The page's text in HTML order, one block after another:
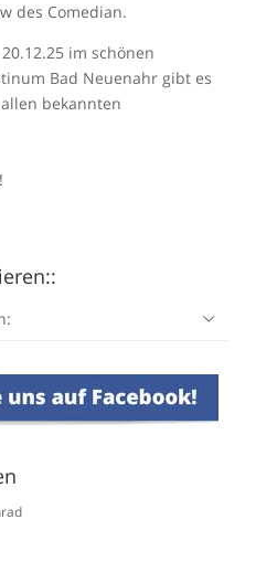
des Comedian.
im schönen
Bad Neuenahr gibt es
bekannten